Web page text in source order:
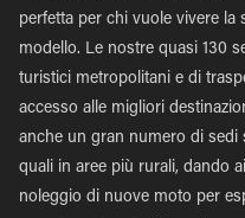
perfetta per chi vuole vivere
modello. Le nostre quasi 130
turistici metropolitani e di
accesso alle migliori
anche un gran numero di sedi
quali in aree più rurali, dando
noleggio di nuove moto per